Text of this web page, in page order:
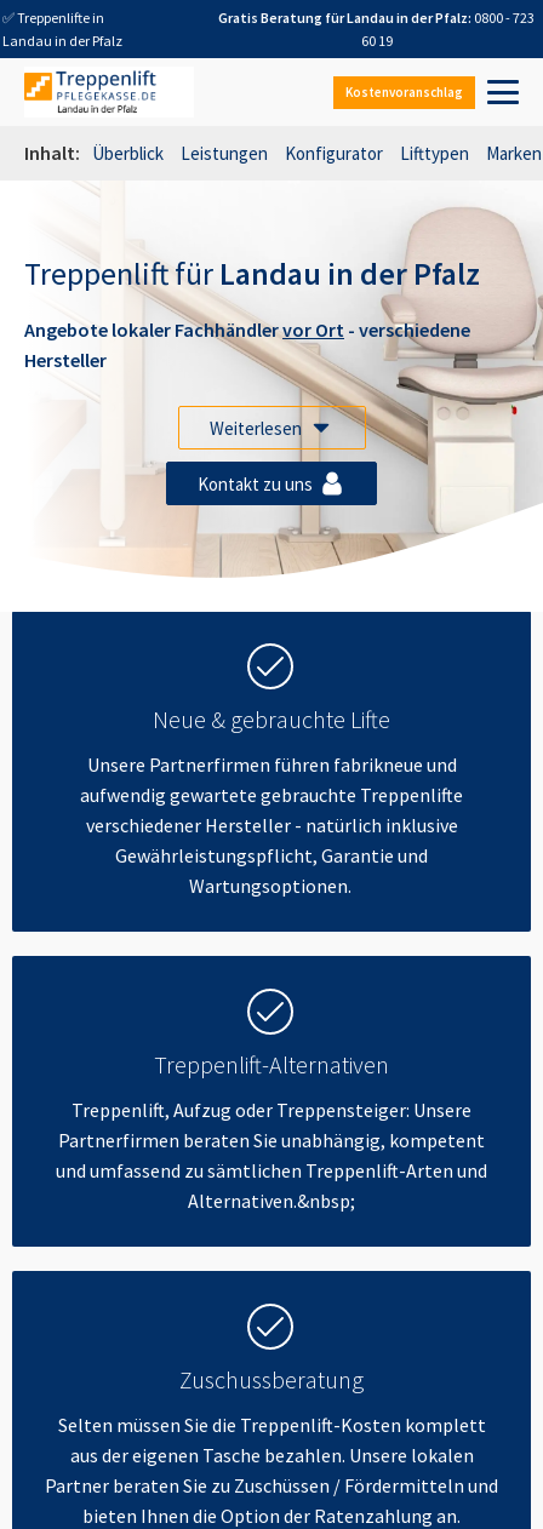
✅ Treppenlifte in
Landau in der Pfalz
Gratis Beratung fürLandau in der Pfalz: 0800 - 723
60 19
Kostenvoranschlag
Inhalt: Überblick Leistungen Konfigurator Lifttypen Marken
Treppenlift für Landau in der Pfalz
Angebote lokaler Fachhändlervor Ort - verschiedene
Hersteller
Weiterlesen
Kontakt zu uns
Neue & gebrauchte Lifte
Unsere Partnerfirmen führen fabrikneue und
aufwendig gewartete gebrauchte Treppenlifte
verschiedener Hersteller - natürlich inklusive
Gewährleistungspflicht, Garantie und
Wartungsoptionen.
Treppenlift-Alternativen
Treppenlift, Aufzug oder Treppensteiger: Unsere
Partnerfirmen beraten Sie unabhängig, kompetent
und umfassend zu sämtlichen Treppenlift-Arten und
Alternativen.&nbsp;
Zuschussberatung
Selten müssen Sie die Treppenlift-Kosten komplett
aus der eigenen Tasche bezahlen. Unsere lokalen
Partner beraten Sie zu Zuschüssen / Fördermitteln und
bieten Ihnen die Option der Ratenzahlung an.